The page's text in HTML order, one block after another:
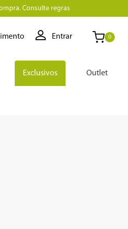
Consulte regras
Entrar 0
Exclusivos Outlet